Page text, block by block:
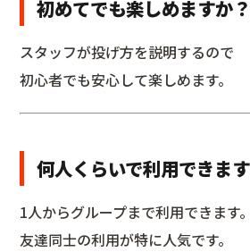
初めてでも楽しめますか？
スタッフが投げ方を説明するので
初心者でも安心して楽しめます。
何人くらいで利用できま
1人からグループまで利用できます。
友達同士の利用が特に人気です。